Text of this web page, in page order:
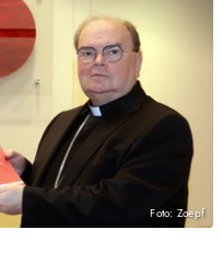
Foto: Zoepf